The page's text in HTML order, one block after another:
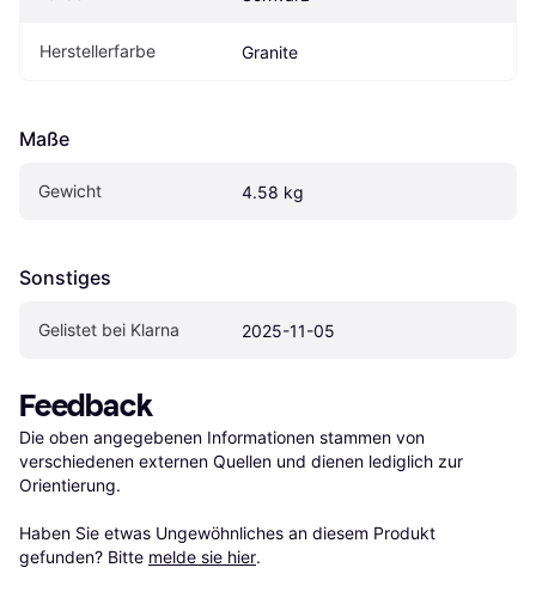
Herstellerfarbe Granite
Maße
Gewicht 4.58 kg
Sonstiges
Gelistet bei Klarna 2025-11-05
Feedback
Die oben angegebenen Informationen stammen von
verschiedenen externen Quellen und dienen lediglich zur
Orientierung.
Haben Sie etwas Ungewöhnliches an diesem Produkt
gefunden? Bitte melde sie hier.